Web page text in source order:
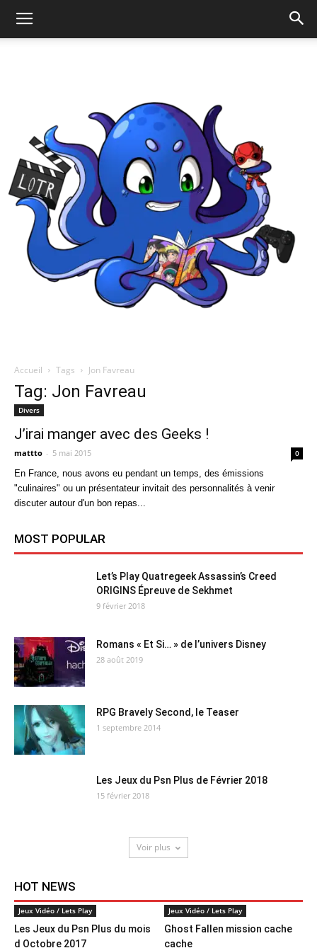
Accueil Tags Jon Favreau
Tag: Jon Favreau
Divers
J’irai manger avec des Geeks !
mattto - 5 mai 2015 0
En France, nous avons eu pendant un temps, des émissions
"culinaires" ou un présentateur invitait des personnalités à venir
discuter autour d'un bon repas...
MOST POPULAR
Let’s Play Quatregeek Assassin’s Creed
ORIGINS Épreuve de Sekhmet
9 février 2018
Romans « Et Si… » de l’univers Disney
28 août 2019
RPG Bravely Second, le Teaser
1 septembre 2014
Les Jeux du Psn Plus de Février 2018
15 février 2018
Voir plus
HOT NEWS
Jeux Vidéo / Lets Play
Les Jeux du Psn Plus du mois
d Octobre 2017
Jeux Vidéo / Lets Play
Ghost Fallen mission cache
cache